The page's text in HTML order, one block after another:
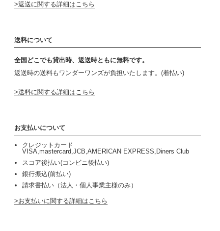
返送に関する詳細はこちら
送料について
全国どこでも貸出時、返送時ともに無料です。
返送時の送料もワンダーワンズが負担いたします。(着払い)
送料に関する詳細はこちら
お支払いについて
クレジットカード
VISA,mastercard,JCB,AMERICAN EXPRESS,Diners Club
スコア後払い(コンビニ後払い)
銀行振込(前払い)
請求書払い（法人・個人事業主様のみ）
お支払いに関する詳細はこちら